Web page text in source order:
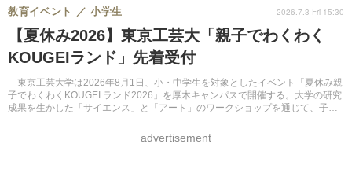
共通テスト 夏休み
8月開催イベント・WS 全国公立高校 過去問 人気記事
自由研究教材（小学生向け） 自由研究教材（中学生向け）
【夏休み2026】東京工芸大「親子でわくわく
KOUGEIランド」先着受付
東京工芸大学は2026年8月1日、小・中学生を対象としたイベント「夏休み親
子でわくわくKOUGEI ランド2026」を厚木キャンパスで開催する。大学の研究
成果を生かした「サイエンス」と「アート」のワークショップを通じて、子供
教育イベント 小学生
advertisement
2026.7.3 Fri 15:30